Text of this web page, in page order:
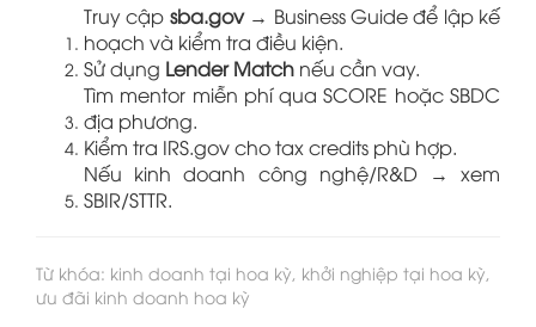
Truy cập sba.gov→ Business Guide để lập kế
hoạch và kiểm tra điều kiện.
Sử dụng Lender Match nếu cần vay.
Tìm mentor miễn phí qua SCORE hoặc SBDC
địa phương.
Kiểm tra IRS.gov cho tax credits phù hợp.
Nếu kinh doanh công nghệ/R&D → xem
SBIR/STTR.
Từ khóa: kinh doanh tại hoa kỳ, khởi nghiệp tại hoa kỳ,
ưu đãi kinh doanh hoa kỳ